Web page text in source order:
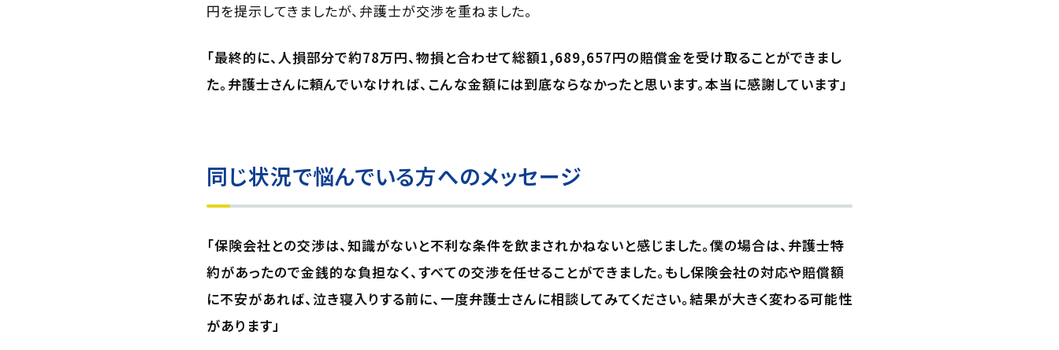
円を提示してきましたが、弁護士が交渉を重ねました。
「最終的に、人損部分で約78万円、物損と合わせて総額1,689,657円の賠償金を受け取ることができまし
た。弁護士さんに頼んでいなければ、こんな金額には到底ならなかったと思います。本当に感謝しています」
同じ状況で悩んでいる方へのメッセージ
「保険会社との交渉は、知識がないと不利な条件を飲まされかねないと感じました。僕の場合は、弁護士特
約があったので金銭的な負担なく、すべての交渉を任せることができました。もし保険会社の対応や賠償額
に不安があれば、泣き寝入りする前に、一度弁護士さんに相談してみてください。結果が大きく変わる可能性
があります」